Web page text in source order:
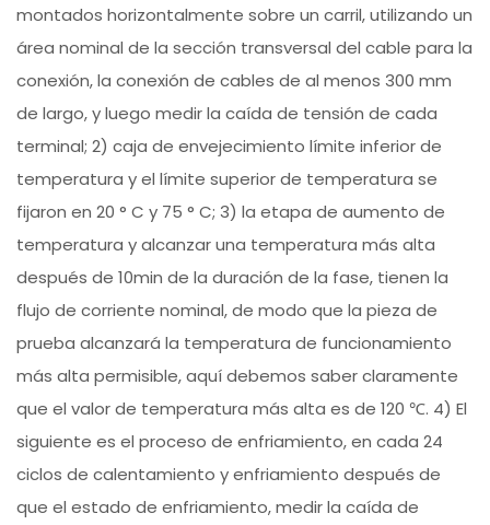
montados horizontalmente sobre un carril, utilizando un
área nominal de la sección transversal del cable para la
conexión, la conexión de cables de al menos 300 mm
de largo, y luego medir la caída de tensión de cada
terminal; 2) caja de envejecimiento límite inferior de
temperatura y el límite superior de temperatura se
fijaron en 20 ° C y 75 ° C; 3) la etapa de aumento de
temperatura y alcanzar una temperatura más alta
después de 10min de la duración de la fase, tienen la
flujo de corriente nominal, de modo que la pieza de
prueba alcanzará la temperatura de funcionamiento
más alta permisible, aquí debemos saber claramente
que el valor de temperatura más alta es de 120 ℃. 4) El
siguiente es el proceso de enfriamiento, en cada 24
ciclos de calentamiento y enfriamiento después de
que el estado de enfriamiento, medir la caída de